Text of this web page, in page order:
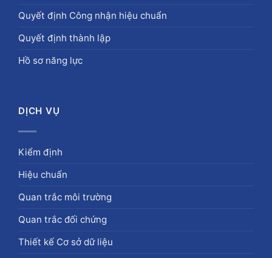
Quyết định Công nhận hiệu chuẩn
Quyết định thành lập
Hồ sơ năng lực
DỊCH VỤ
Kiểm định
Hiệu chuẩn
Quan trắc môi trường
Quan trắc đối chứng
Thiết kế Cơ sở dữ liệu